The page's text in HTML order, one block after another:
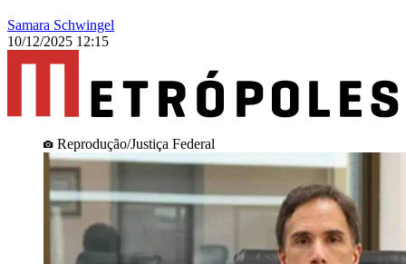
Samara Schwingel
10/12/2025 12:15
Reprodução/Justiça Federal